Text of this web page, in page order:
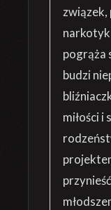
związek,
pogrąża
budzi
miłości i